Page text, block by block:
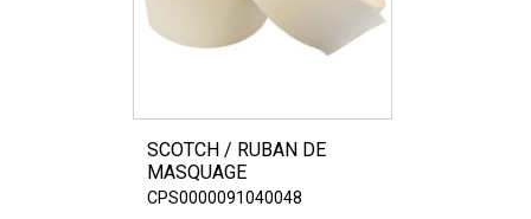
SCOTCH / RUBAN DE
MASQUAGE
CPS0000091040048